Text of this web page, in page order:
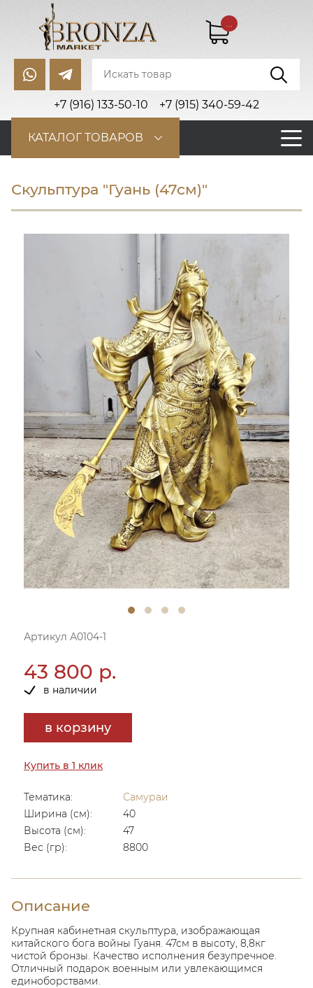
+7 (916) 133-50-10 +7 (915) 340-59-42
...
КАТАЛОГ ТОВАРОВ
Скульптура "Гуань (47см)"
Артикул А0104-1
43 800 р.
в наличии
в корзину
Купить в 1 клик
Тематика:
Самураи
Ширина (см):
40
Высота (см):
47
Вес (гр):
8800
Описание
Крупная кабинетная скульптура, изображающая
китайского бога войны Гуаня. 47см в высоту, 8,8кг
чистой бронзы. Качество исполнения безупречное.
Отличный подарок военным или увлекающимся
единоборствами.